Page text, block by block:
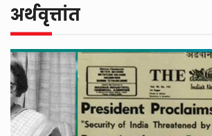
अर्थवृत्तांत